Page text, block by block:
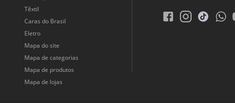
Têxtil
Caras do Brasil
Eletro
Mapa do site
Mapa de categorias
Mapa de produtos
Mapa de lojas
facebookinstagram
tiktok